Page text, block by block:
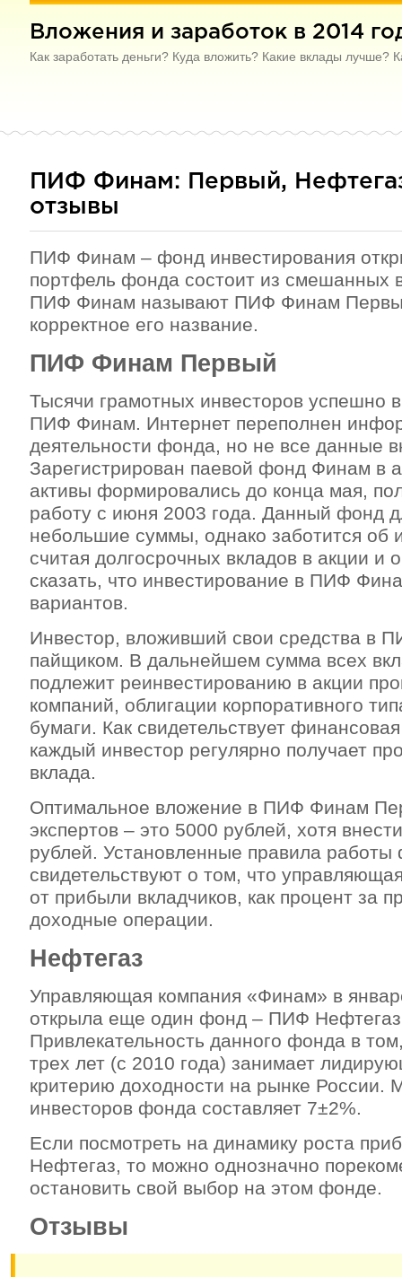
Вложения и заработок в 2014
Как заработать деньги? Куда вложить? Какие вклады лучше?
ПИФ Финам: Первый,
отзывы
ПИФ Финам – фонд инвестирования
портфель фонда состоит из смешанных
ПИФ Финам называют ПИФ Финам
корректное его название.
ПИФ Финам Первый
Тысячи грамотных инвесторов успешно
ПИФ Финам. Интернет переполнен
деятельности фонда, но не все данные
Зарегистрирован паевой фонд Финам в
активы формировались до конца мая,
работу с июня 2003 года. Данный фонд
небольшие суммы, однако заботится об
считая долгосрочных вкладов в акции и
сказать, что инвестирование в ПИФ
вариантов.
Инвестор, вложивший свои средства в
пайщиком. В дальнейшем сумма всех
подлежит реинвестированию в акции
компаний, облигации корпоративного
бумаги. Как свидетельствует
каждый инвестор регулярно получает
вклада.
Оптимальное вложение в ПИФ Финам
экспертов – это 5000 рублей, хотя
рублей. Установленные правила работы
свидетельствуют о том, что
от прибыли вкладчиков, как процент за
доходные операции.
Нефтегаз
Управляющая компания «Финам» в
открыла еще один фонд – ПИФ
Привлекательность данного фонда в
трех лет (с 2010 года) занимает
критерию доходности на рынке России.
инвесторов фонда составляет 7±2%.
Если посмотреть на динамику роста
Нефтегаз, то можно однозначно
остановить свой выбор на этом фонде.
Отзывы